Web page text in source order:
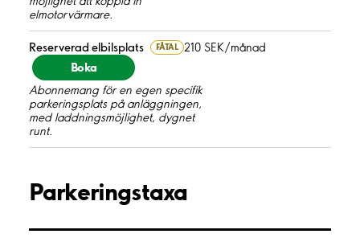
elmotorvärmare.
Reserverad elbilsplats FÅTAL 210 SEK/månad
Boka
Abonnemang för en egen specifik
parkeringsplats på anläggningen,
med laddningsmöjlighet, dygnet
runt.
Parkeringstaxa